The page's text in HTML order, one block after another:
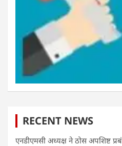
RECENT NEWS
एनडीएमसी अध्यक्ष ने ठोस अपशिष्ट